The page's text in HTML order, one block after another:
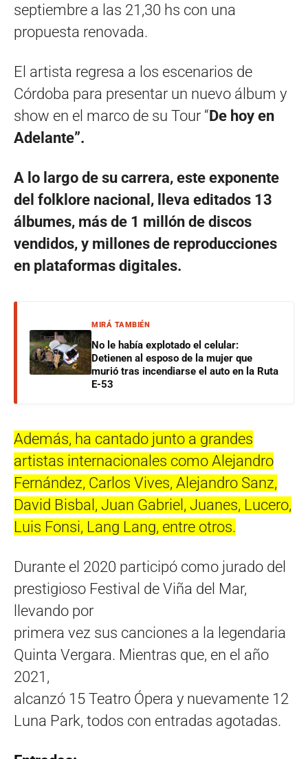
septiembre a las 21,30 hs con una
propuesta renovada.
El artista regresa a los escenarios de
Córdoba para presentar un nuevo álbum y
show en el marco de su Tour “De hoy en
Adelante”.
A lo largo de su carrera, este exponente
del folklore nacional, lleva editados 13
álbumes, más de 1 millón de discos
vendidos, y millones de reproducciones
en plataformas digitales.
MIRÁ TAMBIÉN
No le había explotado el celular:
Detienen al esposo de la mujer que
murió tras incendiarse el auto en la Ruta
E-53
Además, ha cantado junto a grandes
artistas internacionales como Alejandro
Fernández, Carlos Vives, Alejandro Sanz,
David Bisbal, Juan Gabriel, Juanes, Lucero,
Luis Fonsi, Lang Lang, entre otros.
Durante el 2020 participó como jurado del
prestigioso Festival de Viña del Mar,
llevando por
primera vez sus canciones a la legendaria
Quinta Vergara. Mientras que, en el año
2021,
alcanzó 15 Teatro Ópera y nuevamente 12
Luna Park, todos con entradas agotadas.